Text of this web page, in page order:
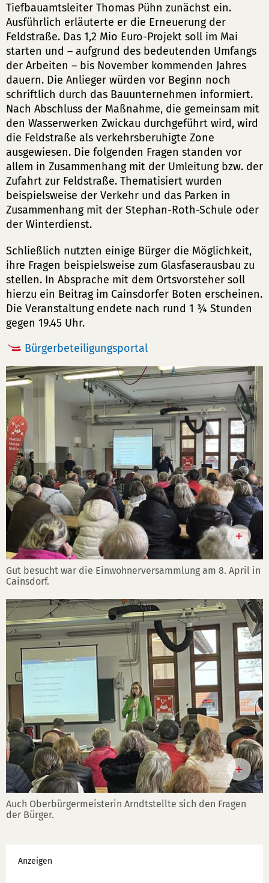
Tiefbauamtsleiter Thomas Pühn zunächst ein.
Ausführlich erläuterte er die Erneuerung der
Feldstraße. Das 1,2 Mio Euro-Projekt soll im Mai
starten und – aufgrund des bedeutenden Umfangs
der Arbeiten – bis November kommenden Jahres
dauern. Die Anlieger würden vor Beginn noch
schriftlich durch das Bauunternehmen informiert.
Nach Abschluss der Maßnahme, die gemeinsam mit
den Wasserwerken Zwickau durchgeführt wird, wird
die Feldstraße als verkehrsberuhigte Zone
ausgewiesen. Die folgenden Fragen standen vor
allem in Zusammenhang mit der Umleitung bzw. der
Zufahrt zur Feldstraße. Thematisiert wurden
beispielsweise der Verkehr und das Parken in
Zusammenhang mit der Stephan-Roth-Schule oder
der Winterdienst.
Schließlich nutzten einige Bürger die Möglichkeit,
ihre Fragen beispielsweise zum Glasfaserausbau zu
stellen. In Absprache mit dem Ortsvorsteher soll
hierzu ein Beitrag im Cainsdorfer Boten erscheinen.
Die Veranstaltung endete nach rund 1 ¾ Stunden
gegen 19.45 Uhr.
Bürgerbeteiligungsportal
Gut besucht war die Einwohnerversammlung am 8. April in
Cainsdorf.
Auch Oberbürgermeisterin Arndtstellte sich den Fragen
der Bürger.
Werbung
Anzeigen